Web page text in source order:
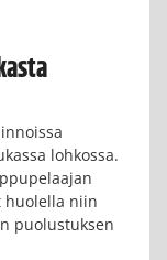
lohkossa.
huolella niin
puolustuksen